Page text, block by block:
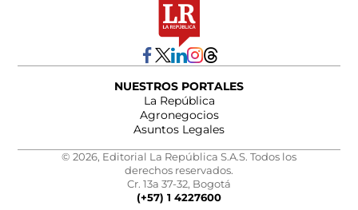
NUESTROS PORTALES
La República
Agronegocios
Asuntos Legales
© 2026, Editorial La República S.A.S. Todos los
derechos reservados.
Cr. 13a 37-32, Bogotá
(+57) 1 4227600